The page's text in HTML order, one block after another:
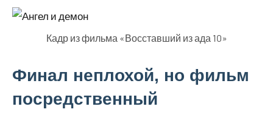
Кадр из фильма «Восставший из ада 10»
Финал неплохой, но фильм
посредственный